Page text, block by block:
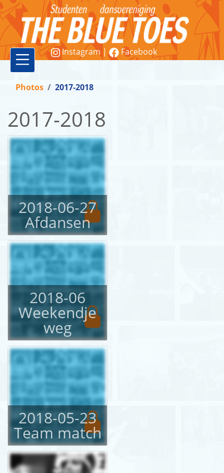
Instagram | Facebook
Vereniging
Lessen
Word
Workshops
&
demonstraties
Contact
English
Login
Photos 2017-2018
2017-2018
2018-06-27
Afdansen
2018-06
Weekendje
weg
2018-05-23
Team match